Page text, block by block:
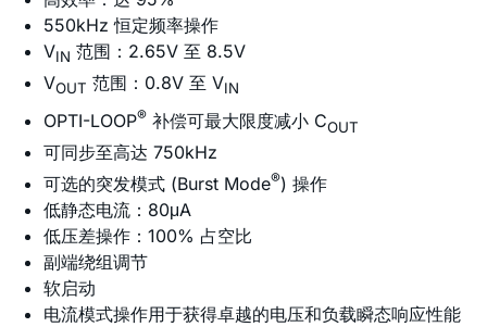
550kHz 恒定频率操作
VIN 范围：2.65V 至 8.5V
VOUT 范围：0.8V 至 VIN
OPTI-LOOP® 补偿可最大限度减小 COUT
可同步至高达 750kHz
可选的突发模式 (Burst Mode®) 操作
低静态电流：80μA
低压差操作：100% 占空比
副端绕组调节
软启动
电流模式操作用于获得卓越的电压和负载瞬态响应性能